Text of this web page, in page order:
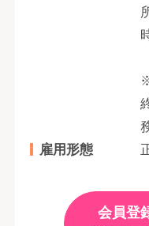
雇用形態
会員登